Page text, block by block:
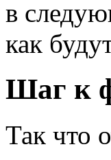
в
как
Шаг к
Так что